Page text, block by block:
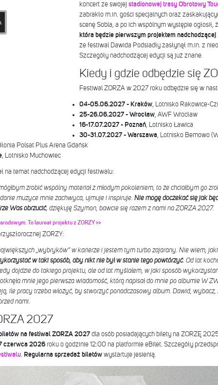
koncert ze swojej stadionowej trasy Obrotowy
zabrakło m.in. gości specjalnych oraz
scenę Sobla, a po ich wspólnym występie ogłosił,
która będzie pierwszym projektem nadchodzącej
że festiwal Dawida Podsiadły zasłynął m.in. z
Szczegóły nadchodzącej edycji są już znane.
Kiedy i gdzie odbędzie się
Festiwal ZORZA w 2027 roku odbędzie się w
04-05.06.2027 - Kraków, Lotnisko Rakowice-
25-26.06.2027 - Wrocław, AWF Wrocław
16-17.07.2027 - Poznań, Lotnisko Ławica
30-31.07.2027 - Warszawa, Lotnisko Bemowo
Polsat Plus Arena Gdańsk
, Lotnisko Muchowiec
na temat nadchodzącej edycji festiwalu:
zrobić wspólny materiał z młodym pokoleniem, to że chciałbym go
muzyce mnie zachwyca, ujmuje i inspiruje. Nie mogę doczekać się jak
Was obrzucić, dziękuję Szymon, bawcie się razem z nami na ZORZA 2027.
To laureat projektu z ZORZY >>
ZORZY:
„wybryków” w karierze i jestem tym turbo zajarany. Nie wiem,
w taki sposób, aby nikt nie był w stanie tego powtórzyć. Od lat
dojdzie do takiego projektu, ale od lat myślałem, w jaki sposób
mnie jego pierwsza wiadomość, którą napisał do mnie po albumie W
ile pracy trzeba włożyć, by stworzyć ponadczasowy album. Dawid,
nami.
2027
na festiwal ZORZA 2027dla osób posiadających bilety na ZORZĘ
czerwca 2026 roku o godzinie 12:00 na platformie eBilet. Szczegóły
. Regularna sprzedaż biletówwystartuje jesienią.